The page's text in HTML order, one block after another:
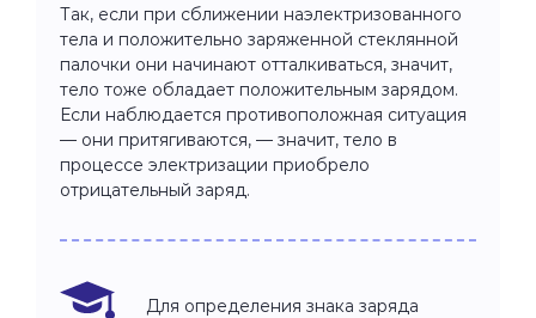
Так, если при сближении наэлектризованного
тела и положительно заряженной стеклянной
палочки они начинают отталкиваться, значит,
тело тоже обладает положительным зарядом.
Если наблюдается противоположная ситуация
— они притягиваются, — значит, тело в
процессе электризации приобрело
отрицательный заряд.
Для определения знака заряда